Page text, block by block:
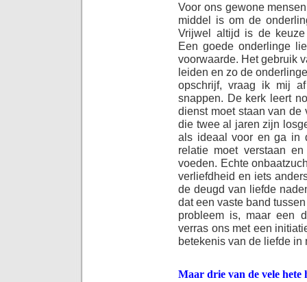
Voor ons gewone
middel is om de
Vrijwel altijd is de
Een goede onderlinge
voorwaarde. Het gebruik
leiden en zo de
opschrijf, vraag ik mij
snappen. De kerk leert
dienst moet staan van de
die twee al jaren zijn
als ideaal voor en ga in
relatie moet verstaan
voeden. Echte
verliefdheid en iets
de deugd van liefde
dat een vaste band
probleem is, maar een
verras ons met een
betekenis van de liefde
Maar drie van de vele hete